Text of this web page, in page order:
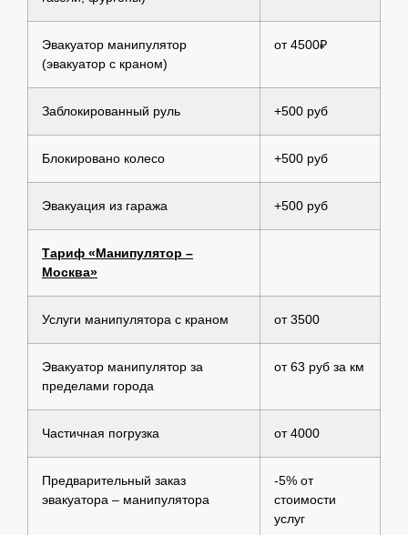
Эвакуатор манипулятор
(эвакуатор с краном)
от 4500₽
Заблокированный руль +500 руб
Блокировано колесо +500 руб
Эвакуация из гаража +500 руб
Тариф «Манипулятор –
Москва»
Услуги манипулятора с краном от 3500
Эвакуатор манипулятор за
пределами города
от 63 руб за км
Частичная погрузка от 4000
Предварительный заказ
эвакуатора – манипулятора
-5% от
стоимости
услуг